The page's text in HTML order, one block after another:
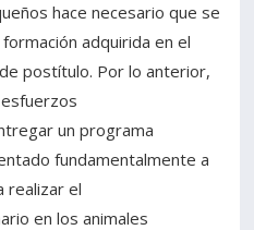
hace necesario que se
adquirida en el
postítulo. Por lo anterior,
un programa
fundamentalmente a
realizar el
en los animales